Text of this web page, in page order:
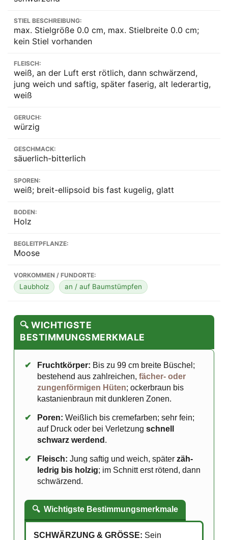
STIEL BESCHREIBUNG:
max. Stielgröße 0.0 cm, max. Stielbreite 0.0 cm;
kein Stiel vorhanden
FLEISCH:
weiß, an der Luft erst rötlich, dann schwärzend,
jung weich und saftig, später faserig, alt lederartig,
weiß
GERUCH:
würzig
GESCHMACK:
säuerlich-bitterlich
SPOREN:
weiß; breit-ellipsoid bis fast kugelig, glatt
BODEN:
Holz
BEGLEITPFLANZE:
Moose
VORKOMMEN / FUNDORTE:
Laubholz an / auf Baumstümpfen
🔍 WICHTIGSTE
BESTIMMUNGSMERKMALE
✔ Fruchtkörper: Bis zu 99 cm breite Büschel;
bestehend aus zahlreichen, fächer- oder
zungenförmigen Hüten; ockerbraun bis
kastanienbraun mit dunkleren Zonen.
✔ Poren: Weißlich bis cremefarben; sehr fein;
auf Druck oder bei Verletzung schnell
schwarz werdend .
✔ Fleisch: Jung saftig und weich, später zäh-
ledrig bis holzig; im Schnitt erst rötend, dann
schwärzend.
🔍 Wichtigste Bestimmungsmerkmale
SCHWÄRZUNG & GRÖSSE: Sein